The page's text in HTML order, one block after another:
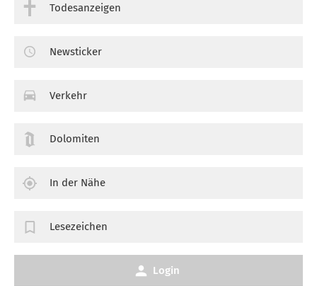
Todesanzeigen
Newsticker
Verkehr
Dolomiten
In der Nähe
Lesezeichen
Login